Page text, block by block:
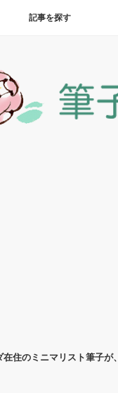
記事を探す
在住のミニマリスト筆子